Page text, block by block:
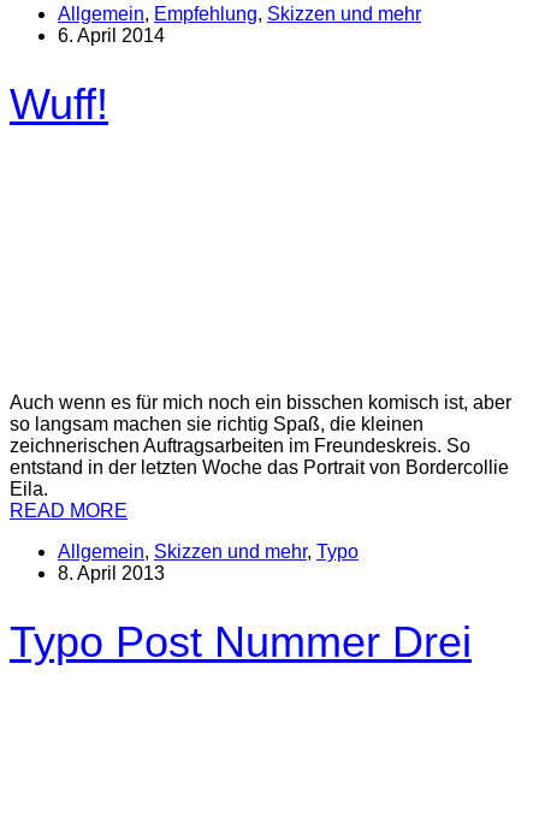
Allgemein, Empfehlung, Skizzen und mehr
6. April 2014
Wuff!
Auch wenn es für mich noch ein bisschen komisch ist, aber
so langsam machen sie richtig Spaß, die kleinen
zeichnerischen Auftragsarbeiten im Freundeskreis. So
entstand in der letzten Woche das Portrait von Bordercollie
Eila.
READ MORE
Allgemein, Skizzen und mehr, Typo
8. April 2013
Typo Post Nummer Drei